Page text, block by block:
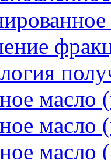
масло
масло
масло